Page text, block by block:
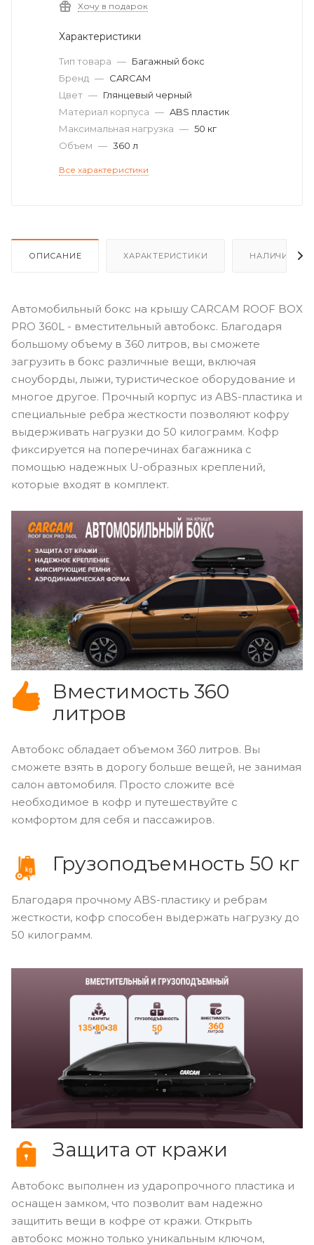
Хочу в подарок
Характеристики
Тип товара — Багажный бокс
Бренд — CARCAM
Цвет — Глянцевый черный
Материал корпуса — ABS пластик
Максимальная нагрузка — 50 кг
Объем — 360 л
Все характеристики
ОПИСАНИЕ ХАРАКТЕРИСТИКИ НАЛИЧИЕ
Автомобильный бокс на крышу CARCAM ROOF BOX
PRO 360L - вместительный автобокс. Благодаря
большому объему в 360 литров, вы сможете
загрузить в бокс различные вещи, включая
сноуборды, лыжи, туристическое оборудование и
многое другое. Прочный корпус из ABS-пластика и
специальные ребра жесткости позволяют кофру
выдерживать нагрузки до 50 килограмм. Кофр
фиксируется на поперечинах багажника с
помощью надежных U-образных креплений,
которые входят в комплект.
Вместимость 360
литров
Автобокс обладает объемом 360 литров. Вы
сможете взять в дорогу больше вещей, не занимая
салон автомобиля. Просто сложите всё
необходимое в кофр и путешествуйте с
комфортом для себя и пассажиров.
Грузоподъемность 50 кг
Благодаря прочному ABS-пластику и ребрам
жесткости, кофр способен выдержать нагрузку до
50 килограмм.
Защита от кражи
Автобокс выполнен из ударопрочного пластика и
оснащен замком, что позволит вам надежно
защитить вещи в кофре от кражи. Открыть
автобокс можно только уникальным ключом,